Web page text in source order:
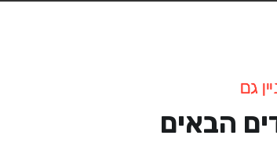
גם
הבאים